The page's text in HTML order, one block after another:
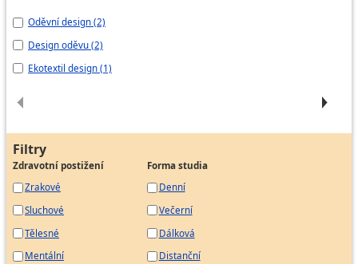
Oděvní design (2)
Design oděvu (2)
Ekotextil design (1)
Filtry
Zdravotní postižení
Zrakové
Sluchové
Tělesné
Mentální
Forma studia
Denní
Večerní
Dálková
Distanční